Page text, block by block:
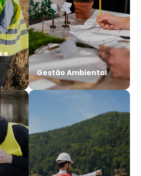
e
Gestão Ambiental